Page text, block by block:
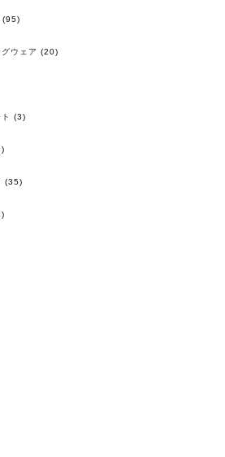
(95)
ウェア (20)
(3)
(35)